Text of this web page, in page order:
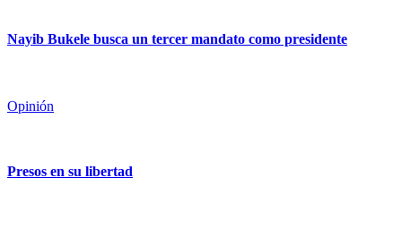
Nayib Bukele busca un tercer mandato como presidente
Opinión
Presos en su libertad